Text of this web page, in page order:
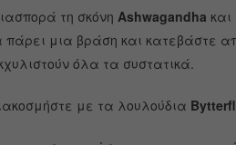
τη σκόνη Ashwagandha και
μια βράση και κατεβάστε
όλα τα συστατικά.
με τα λουλούδια